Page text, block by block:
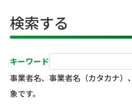
検索する
キーワード
事業者名、事業者名（カタカナ
象です。